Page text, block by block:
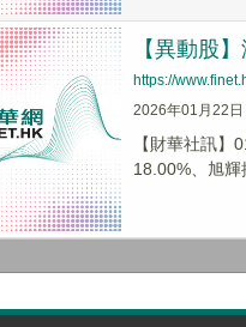
【異動股
https://
2026年01月22
【財華社訊
18.00%、旭輝